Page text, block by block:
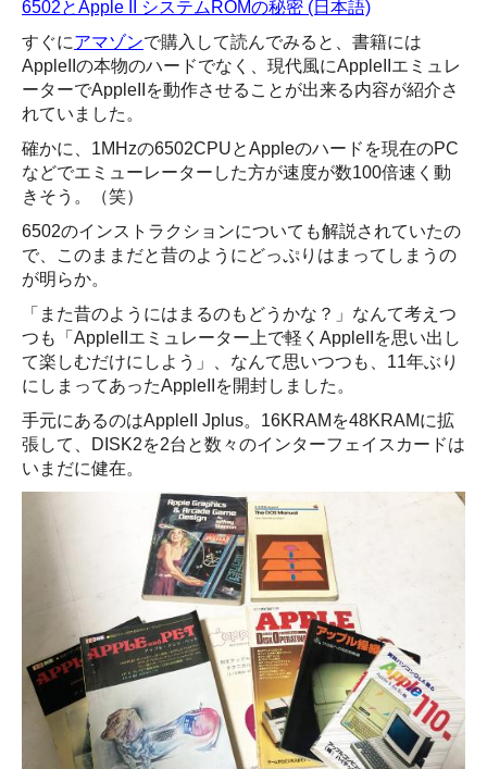
6502とApple II システムROMの秘密 (日本語)
すぐにアマゾンで購入して読んでみると、書籍には
AppleIIの本物のハードでなく、現代風にAppleIIエミュレ
ーターでAppleIIを動作させることが出来る内容が紹介さ
れていました。
確かに、1MHzの6502CPUとAppleのハードを現在のPC
などでエミューレーターした方が速度が数100倍速く動
きそう。（笑）
6502のインストラクションについても解説されていたの
で、このままだと昔のようにどっぷりはまってしまうの
が明らか。
「また昔のようにはまるのもどうかな？」なんて考えつ
つも「AppleIIエミュレーター上で軽くAppleIIを思い出し
て楽しむだけにしよう」、なんて思いつつも、11年ぶり
にしまってあったAppleIIを開封しました。
手元にあるのはAppleII Jplus。16KRAMを48KRAMに拡
張して、DISK2を2台と数々のインターフェイスカードは
いまだに健在。